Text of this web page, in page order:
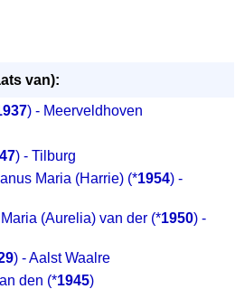
van):
) - Meerveldhoven
) - Tilburg
Maria (Harrie) (*1954) -
(Aurelia) van der (*1950) -
) - Aalst Waalre
den (*1945)